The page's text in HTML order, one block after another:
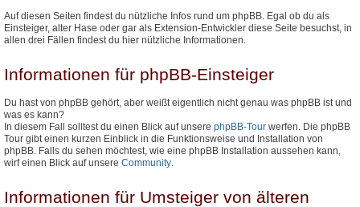
Auf diesen Seiten findest du nützliche Infos rund um phpBB. Egal ob du als
Einsteiger, alter Hase oder gar als Extension-Entwickler diese Seite besuchst, in
allen drei Fällen findest du hier nützliche Informationen.
Informationen für phpBB-Einsteiger
Du hast von phpBB gehört, aber weißt eigentlich nicht genau was phpBB ist und
was es kann?
In diesem Fall solltest du einen Blick auf unsere phpBB-Tour werfen. Die phpBB
Tour gibt einen kurzen Einblick in die Funktionsweise und Installation von
phpBB. Falls du sehen möchtest, wie eine phpBB Installation aussehen kann,
wirf einen Blick auf unsere Community
Informationen für Umsteiger von älteren